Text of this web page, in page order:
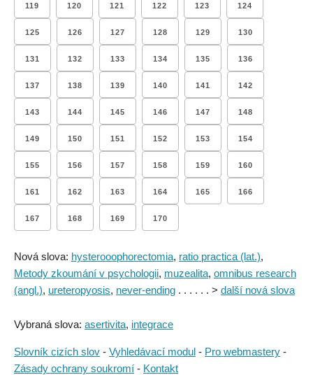
119 120 121 122 123 124
125 126 127 128 129 130
131 132 133 134 135 136
137 138 139 140 141 142
143 144 145 146 147 148
149 150 151 152 153 154
155 156 157 158 159 160
161 162 163 164 165 166
167 168 169 170
Nová slova: hysterooophorectomia, ratio practica (lat.),
Metody zkoumání v psychologii, muzealita, omnibus research
(angl.), ureteropyosis, never-ending . . . . . . > další nová slova
Vybraná slova: asertivita, integrace
Slovník cizích slov - Vyhledávací modul - Pro webmastery -
Zásady ochrany soukromí - Kontakt